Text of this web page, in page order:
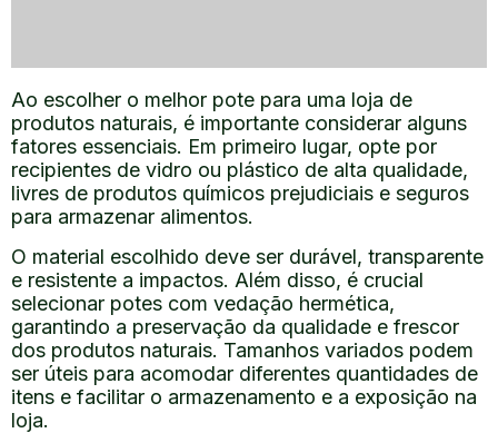
Ao escolher o melhor pote para uma loja de
produtos naturais, é importante considerar alguns
fatores essenciais. Em primeiro lugar, opte por
recipientes de vidro ou plástico de alta qualidade,
livres de produtos químicos prejudiciais e seguros
para armazenar alimentos.
O material escolhido deve ser durável, transparente
e resistente a impactos. Além disso, é crucial
selecionar potes com vedação hermética,
garantindo a preservação da qualidade e frescor
dos produtos naturais. Tamanhos variados podem
ser úteis para acomodar diferentes quantidades de
itens e facilitar o armazenamento e a exposição na
loja.